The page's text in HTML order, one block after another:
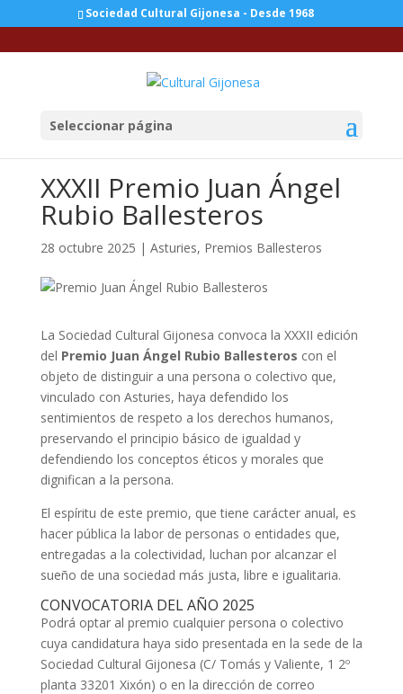
Sociedad Cultural Gijonesa - Desde 1968
Seleccionar página
XXXII Premio Juan Ángel
Rubio Ballesteros
28 octubre 2025 | Asturies, Premios Ballesteros
La Sociedad Cultural Gijonesa convoca la XXXII edición
del Premio Juan Ángel Rubio Ballesteros con el
objeto de distinguir a una persona o colectivo que,
vinculado con Asturies, haya defendido los
sentimientos de respeto a los derechos humanos,
preservando el principio básico de igualdad y
defendiendo los conceptos éticos y morales que
dignifican a la persona.
El espíritu de este premio, que tiene carácter anual, es
hacer pública la labor de personas o entidades que,
entregadas a la colectividad, luchan por alcanzar el
sueño de una sociedad más justa, libre e igualitaria.
CONVOCATORIA DEL AÑO 2025
Podrá optar al premio cualquier persona o colectivo
cuya candidatura haya sido presentada en la sede de la
Sociedad Cultural Gijonesa (C/ Tomás y Valiente, 1 2º
planta 33201 Xixón) o en la dirección de correo